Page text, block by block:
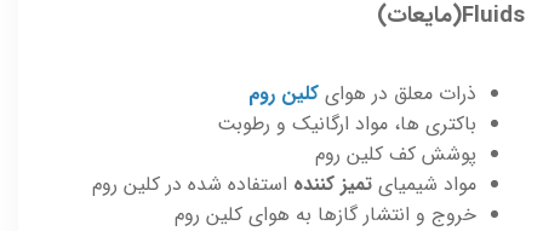
Fluids(مایعات)
ذرات معلق در هوای کلين روم
باکتری ها، مواد ارگانيک و رطوبت
پوشش کف کلين روم
مواد شيميای تميز کننده استفاده شده در کلين روم
خروج و انتشار گازها به هوای کلين روم